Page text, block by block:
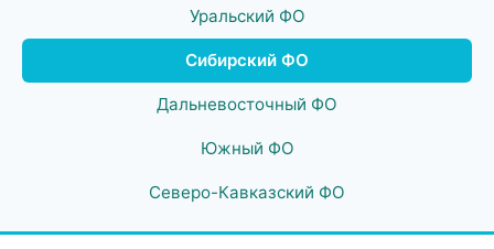
Уральский ФО
Сибирский ФО
Дальневосточный ФО
Южный ФО
Северо-Кавказский ФО